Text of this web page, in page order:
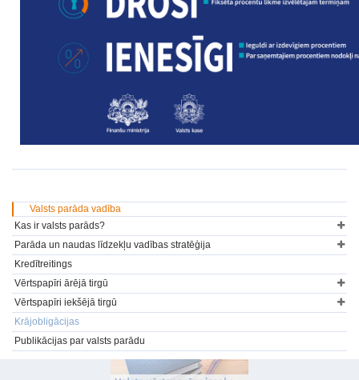
Valsts parāda vadība
Kas ir valsts parāds?
Parāda un naudas līdzekļu vadības stratēģija
Kredītreitings
Vērtspapīri ārējā tirgū
Vērtspapīri iekšējā tirgū
Krājobligācijas
Publikācijas par valsts parādu